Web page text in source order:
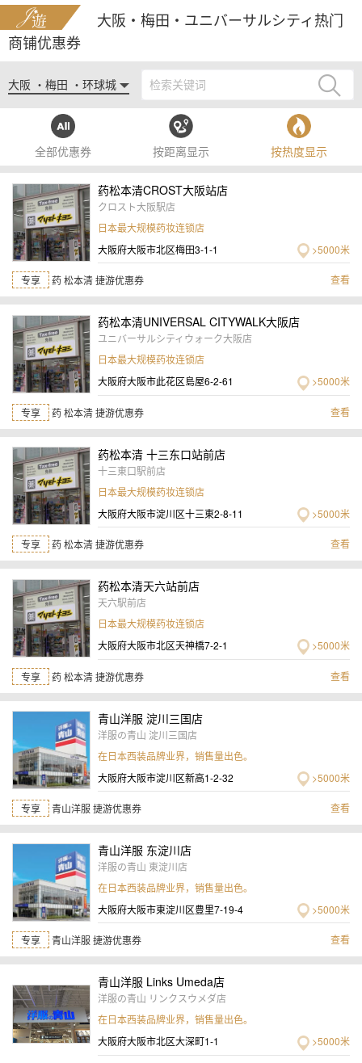
大阪・梅田・ユニバーサルシティ热门
商铺优惠券
大阪 ・梅田 ・环球城
全部优惠券 按距离显示 按热度显示
药松本清CROST大阪站店
クロスト大阪駅店
日本最大规模药妆连锁店
大阪府大阪市北区梅田3-1-1
>5000米
专享 药 松本清 捷游优惠券 查看
药松本清UNIVERSAL CITYWALK大阪店
ユニバーサルシティウォーク大阪店
日本最大规模药妆连锁店
大阪府大阪市此花区島屋6-2-61
>5000米
专享 药 松本清 捷游优惠券 查看
药松本清 十三东口站前店
十三東口駅前店
日本最大规模药妆连锁店
大阪府大阪市淀川区十三東2-8-11
>5000米
专享 药 松本清 捷游优惠券 查看
药松本清天六站前店
天六駅前店
日本最大规模药妆连锁店
大阪府大阪市北区天神橋7-2-1
>5000米
专享 药 松本清 捷游优惠券 查看
青山洋服 淀川三国店
洋服の青山 淀川三国店
在日本西装品牌业界，销售量出色。
大阪府大阪市淀川区新高1-2-32
>5000米
专享 青山洋服 捷游优惠券 查看
青山洋服 东淀川店
洋服の青山 東淀川店
在日本西装品牌业界，销售量出色。
大阪府大阪市東淀川区豊里7-19-4
>5000米
专享 青山洋服 捷游优惠券 查看
青山洋服 Links Umeda店
洋服の青山 リンクスウメダ店
在日本西装品牌业界，销售量出色。
大阪府大阪市北区大深町1-1
>5000米